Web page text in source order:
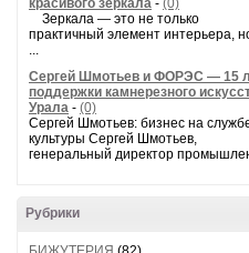
красивого зеркала - (0)
Зеркала — это не только
практичный элемент интерьера,
...
Сергей Шмотьев и ФОРЭС — 15
поддержки камнерезного
Урала - (0)
Сергей Шмотьев: бизнес на
культуры Сергей Шмотьев,
генеральный директор
Рубрики